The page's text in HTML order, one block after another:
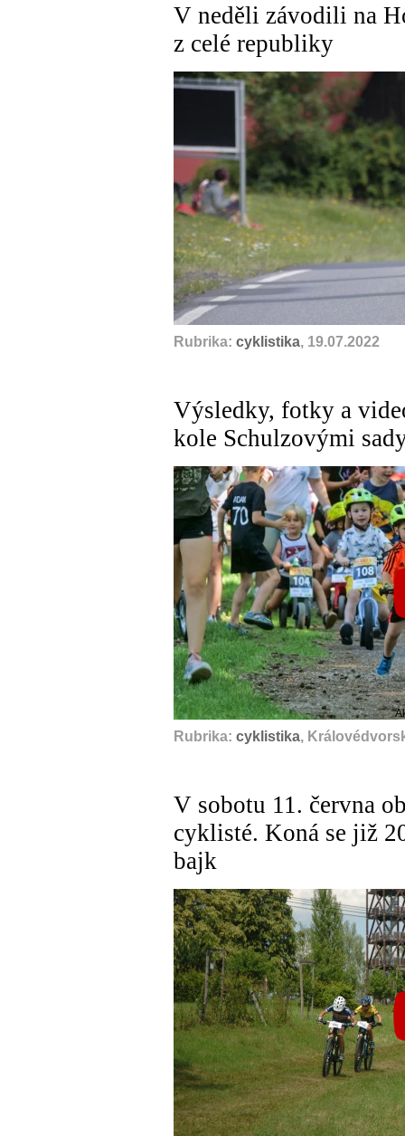
V neděli závodili na
z celé republiky
Rubrika: cyklistika, 19.07.2022
Výsledky, fotky a
kole Schulzovými
Rubrika: cyklistika,
V sobotu 11. června
cyklisté. Koná se již
bajk